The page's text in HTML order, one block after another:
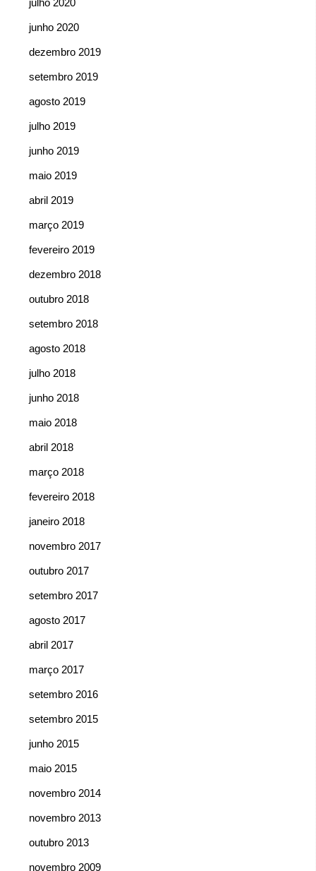
julho 2020
junho 2020
dezembro 2019
setembro 2019
agosto 2019
julho 2019
junho 2019
maio 2019
abril 2019
março 2019
fevereiro 2019
dezembro 2018
outubro 2018
setembro 2018
agosto 2018
julho 2018
junho 2018
maio 2018
abril 2018
março 2018
fevereiro 2018
janeiro 2018
novembro 2017
outubro 2017
setembro 2017
agosto 2017
abril 2017
março 2017
setembro 2016
setembro 2015
junho 2015
maio 2015
novembro 2014
novembro 2013
outubro 2013
novembro 2009